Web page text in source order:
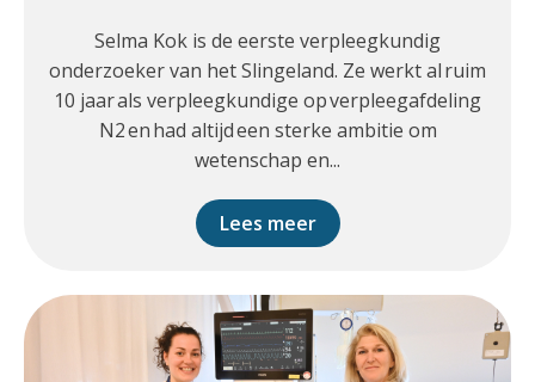
Selma Kok is de eerste verpleegkundig
onderzoeker van het Slingeland. Ze werkt al ruim
10 jaar als verpleegkundige op verpleegafdeling
N2 en had altijd een sterke ambitie om
wetenschap en...
Lees meer